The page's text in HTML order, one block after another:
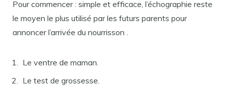
Pour commencer : simple et efficace, l’échographie reste
le moyen le plus utilisé par les futurs parents pour
annoncer l’arrivée du nourrisson .
Le ventre de maman.
Le test de grossesse.